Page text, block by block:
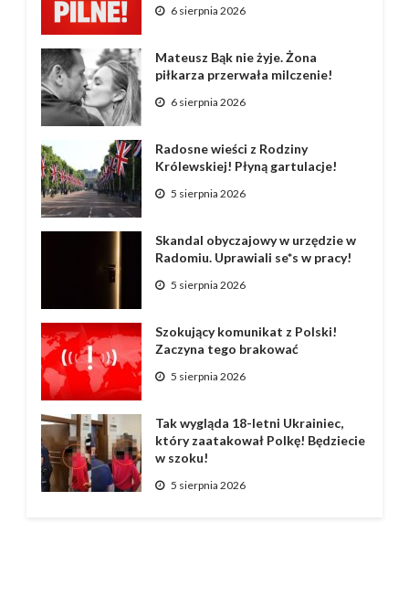
6 sierpnia 2026
Mateusz Bąk nie żyje. Żona
piłkarza przerwała milczenie!
6 sierpnia 2026
Radosne wieści z Rodziny
Królewskiej! Płyną gartulacje!
5 sierpnia 2026
Skandal obyczajowy w urzędzie w
Radomiu. Uprawiali se*s w pracy!
5 sierpnia 2026
Szokujący komunikat z Polski!
Zaczyna tego brakować
5 sierpnia 2026
Tak wygląda 18-letni Ukrainiec,
który zaatakował Polkę! Będziecie
w szoku!
5 sierpnia 2026